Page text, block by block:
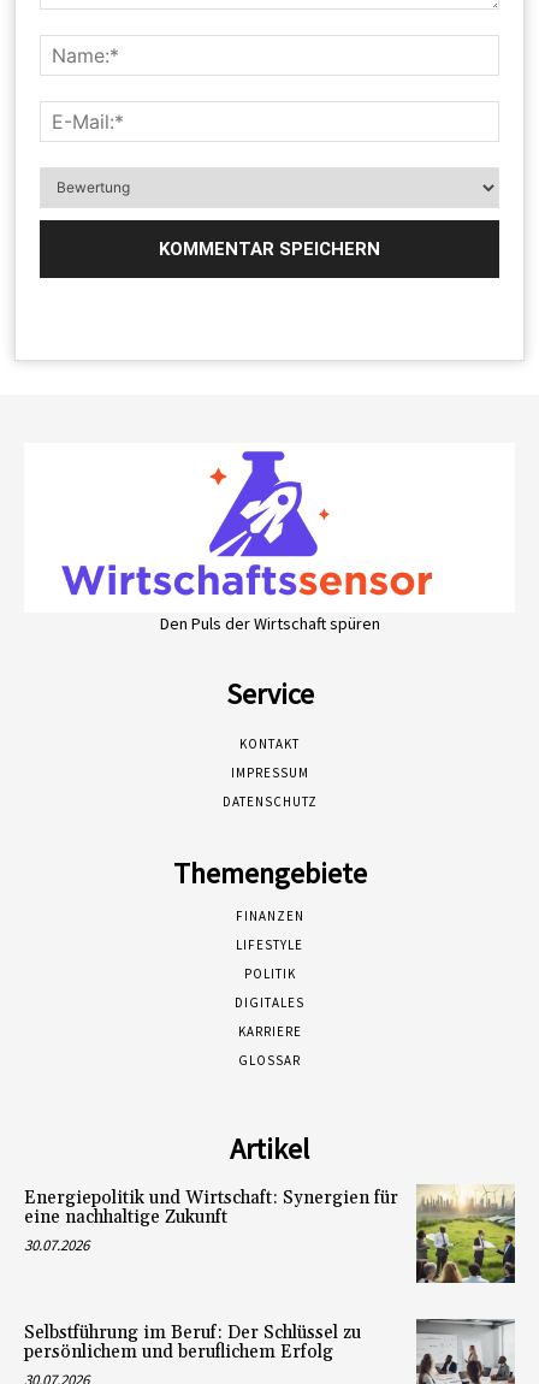
Den Puls der Wirtschaft spüren
Service
KONTAKT
IMPRESSUM
DATENSCHUTZ
Themengebiete
FINANZEN
LIFESTYLE
POLITIK
DIGITALES
KARRIERE
GLOSSAR
Artikel
Energiepolitik und Wirtschaft: Synergien für
eine nachhaltige Zukunft
30.07.2026
Selbstführung im Beruf: Der Schlüssel zu
persönlichem und beruflichem Erfolg
30.07.2026